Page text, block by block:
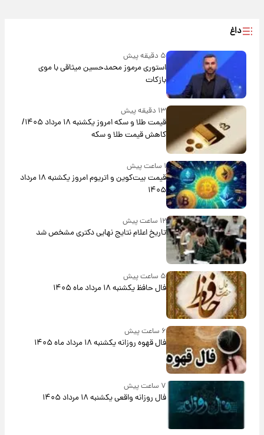
داغ
۵ دقیقه پیش
استوری مرموز محمدحسین میثاقی با موی
بازکات
۱۳ دقیقه پیش
قیمت طلا و سکه امروز یکشنبه ۱۸ مرداد ۱۴۰۵/
کاهش قیمت طلا و سکه
۱ ساعت پیش
قیمت بیت‌کوین و اتریوم امروز یکشنبه ۱۸ مرداد
۱۴۰۵
۱۲ ساعت پیش
تاریخ اعلام نتایج نهایی دکتری مشخص شد
۵ ساعت پیش
فال حافظ یکشنبه ۱۸ مرداد ماه ۱۴۰۵
۶ ساعت پیش
فال قهوه روزانه یکشنبه ۱۸ مرداد ماه ۱۴۰۵
۷ ساعت پیش
فال روزانه واقعی یکشنبه ۱۸ مرداد ۱۴۰۵